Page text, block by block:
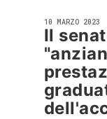
10 MARZO 2023
Il